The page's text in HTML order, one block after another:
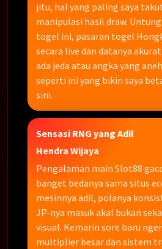
jitu, hal yang paling saya
manipulasi hasil draw.
togel ini, pasaran togel
secara live dan datanya
ada jeda atau angka yang
seperti ini yang bikin saya
sini.
Sensasi RNG yang Adil
Hendra Wijaya
Pengalaman main Slot88
banget bedanya sama situs
mesinnya adil, polanya
JP-nya masuk akal bukan
visual. Kemarin sore baru
multiplier besar dan sistem